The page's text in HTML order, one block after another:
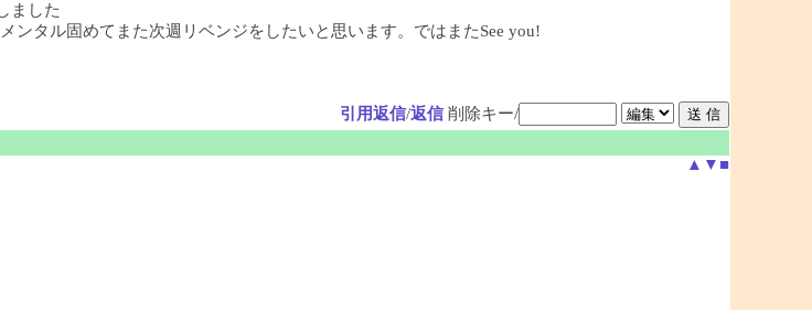
ました
ンタル固めてまた次週リベンジをしたいと思います。ではまたSee you!
引用返信/返信 削除キー/
▲ ▼ ■